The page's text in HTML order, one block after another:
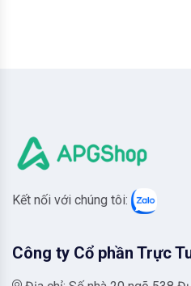
Kết nối với chúng tôi:
Công ty Cổ phần Trực